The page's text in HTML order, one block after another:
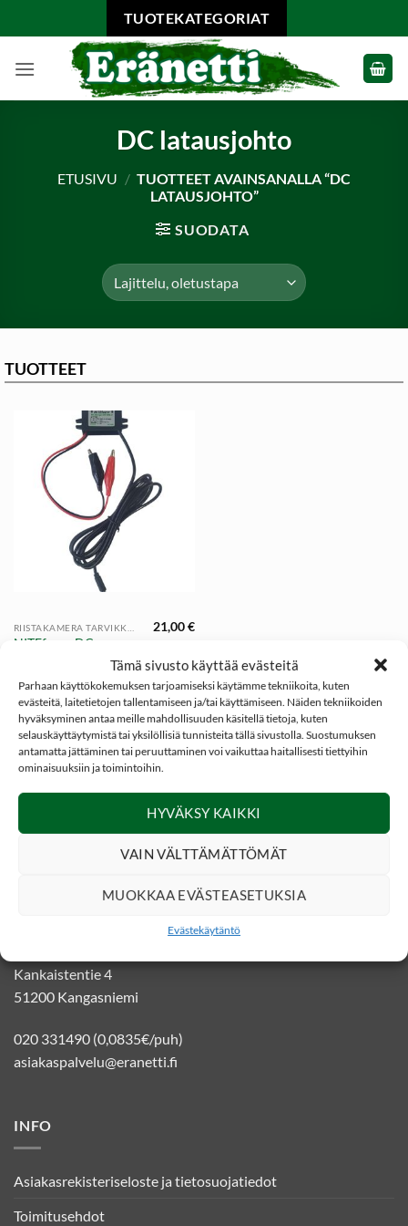
Tämä sivusto käyttää evästeitä
Parhaan käyttökokemuksen tarjoamiseksi käytämme tekniikoita, kuten
evästeitä, laitetietojen tallentamiseen ja/tai käyttämiseen. Näiden tekniikoiden
hyväksyminen antaa meille mahdollisuuden käsitellä tietoja, kuten
selauskäyttäytymistä tai yksilöllisiä tunnisteita tällä sivustolla. Suostumuksen
antamatta jättäminen tai peruuttaminen voi vaikuttaa haitallisesti tiettyihin
ominaisuuksiin ja toimintoihin.
HYVÄKSY KAIKKI
VAIN VÄLTTÄMÄTTÖMÄT
MUOKKAA EVÄSTEASETUKSIA
Evästekäytäntö
to
TUOTEKATEGORIAT
DC latausjohto
ETUSIVU / TUOTTEET AVAINSANALLA “DC
LATAUSJOHTO”
SUODATA
TUOTTEET
RIISTAKAMERA TARVIKKEET
NITEforce DC
Charger laturi (5V 2A
21,00€
YHTEYSTIEDOT
Kankaistentie 4
51200 Kangasniemi
020 331490 (0,0835€/puh)
asiakaspalvelu@eranetti.fi
INFO
Asiakasrekisteriseloste ja tietosuojatiedot
Toimitusehdot